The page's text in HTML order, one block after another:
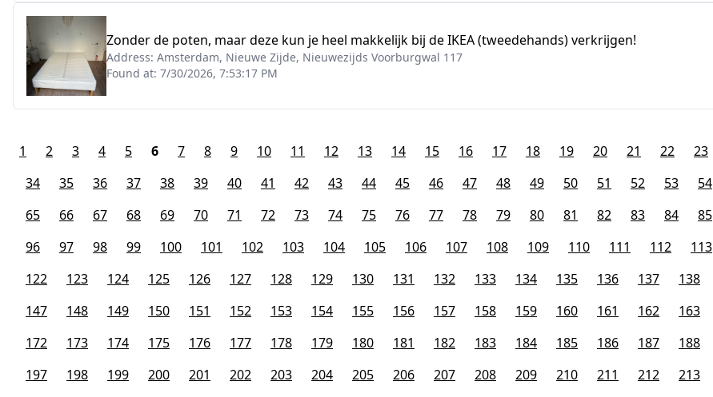
Zonder de poten, maar deze kun je heel makkelijk bij de IKEA (tweedehands) verkrijgen!
Address: Amsterdam, Nieuwe Zijde, Nieuwezijds Voorburgwal 117
Found at: 7/30/2026, 7:53:17 PM
1 2 3 4 5 6 7 8 9 10 11 12 13 14 15 16 17 18 19 20 21 22 23
34
35 36 37 38 39 40 41 42 43 44 45 46 47 48 49 50 51 52 53 54
65
66 67 68 69 70 71 72 73 74 75 76 77 78 79 80 81 82 83 84 85
96
97 98 99 100 101 102 103 104 105 106 107 108 109 110 111 112 113
122
123 124 125 126 127 128 129 130 131 132 133 134 135 136 137 138
147
148 149 150 151 152 153 154 155 156 157 158 159 160 161 162 163
172
173 174 175 176 177 178 179 180 181 182 183 184 185 186 187 188
197
198 199 200 201 202 203 204 205 206 207 208 209 210 211 212 213